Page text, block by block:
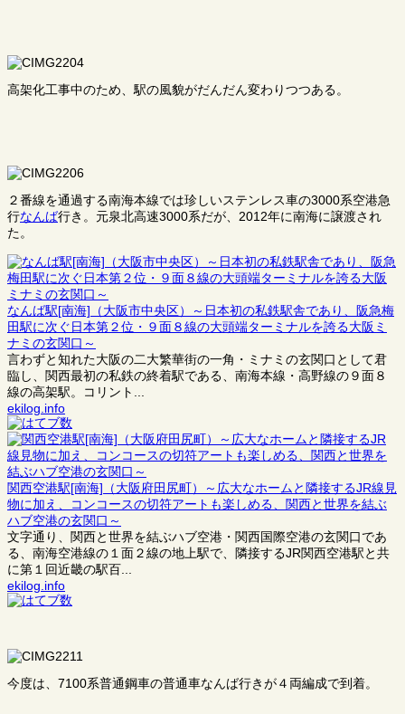
高架化工事中のため、駅の風貌がだんだん変わりつつある。
２番線を通過する南海本線では珍しいステンレス車の3000系空港急
行なんば行き。元泉北高速3000系だが、2012年に南海に譲渡され
た。
なんば駅[南海]（大阪市中央区）～日本初の私鉄駅舎であり、阪急梅
田駅に次ぐ日本第２位・９面８線の大頭端ターミナルを誇る大阪ミ
ナミの玄関口～
言わずと知れた大阪の二大繁華街の一角・ミナミの玄関口として君
臨し、関西最初の私鉄の終着駅である、南海本線・高野線の９面８
線の高架駅。コリント...
ekilog.info
関西空港駅[南海]（大阪府田尻町）～広大なホームと隣接するJR線見
物に加え、コンコースの切符アートも楽しめる、関西と世界を結ぶ
ハブ空港の玄関口～
文字通り、関西と世界を結ぶハブ空港・関西国際空港の玄関口であ
る、南海空港線の１面２線の地上駅で、隣接するJR関西空港駅と共
に第１回近畿の駅百...
ekilog.info
今度は、7100系普通鋼車の普通車なんば行きが４両編成で到着。